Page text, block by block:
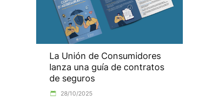
La Unión de Consumidores
lanza una guía de contratos
de seguros
28/10/2025